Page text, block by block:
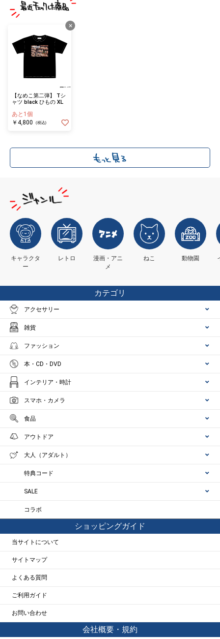
×
【なめこ第二弾】 Tシ
ャツ black ひもの XL
あと1個
￥4,800
(税込)
キャラクタ
ー
レトロ
漫画・アニ
メ
ねこ 動物園
カテゴリ
アクセサリー
雑貨
ファッション
本・CD・DVD
インテリア・時計
スマホ・カメラ
食品
アウトドア
大人（アダルト）
特典コード
SALE
コラボ
ショッピングガイド
当サイトについて
サイトマップ
よくある質問
ご利用ガイド
お問い合わせ
会社概要・規約